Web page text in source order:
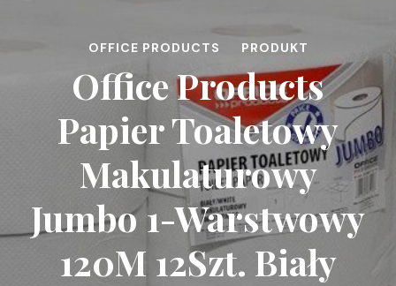
OFFICE PRODUCTS PRODUKT
Office Products
Papier Toaletowy
Makulaturowy
Jumbo 1-Warstwowy
120M 12Szt. Biały